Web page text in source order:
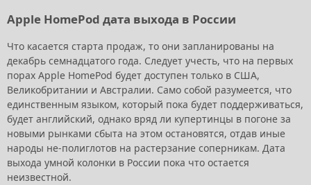
Apple HomePod дата выхода в России
Что касается старта продаж, то они запланированы на
декабрь семнадцатого года. Следует учесть, что на первых
порах Apple HomePod будет доступен только в США,
Великобритании и Австралии. Само собой разумеется, что
единственным языком, который пока будет поддерживаться,
будет английский, однако вряд ли купертинцы в погоне за
новыми рынками сбыта на этом остановятся, отдав иные
народы не-полиглотов на растерзание соперникам. Дата
выхода умной колонки в России пока что остается
неизвестной.